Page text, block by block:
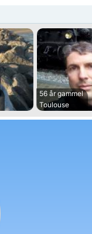
56 år gammel
Toulouse